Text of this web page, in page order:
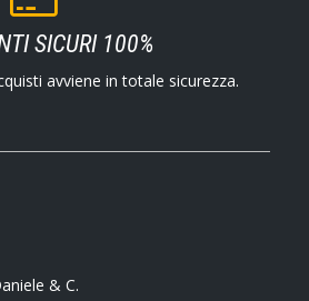
SICURI 100%
avviene in totale sicurezza.
& C.